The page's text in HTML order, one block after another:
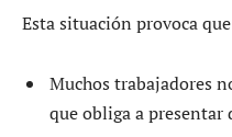
Esta situación provoca
Muchos trabajadores
que obliga a presentar